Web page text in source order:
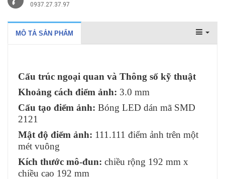
0937.27.37.97
MÔ TẢ SẢN PHẨM
Cấu trúc ngoại quan và Thông số kỹ thuật
Khoảng cách điểm ảnh: 3.0 mm
Cấu tạo điểm ảnh: Bóng LED dán mã SMD
2121
Mật độ điểm ảnh: 111.111 điểm ảnh trên một
mét vuông
Kích thước mô-đun: chiều rộng 192 mm x
chiều cao 192 mm